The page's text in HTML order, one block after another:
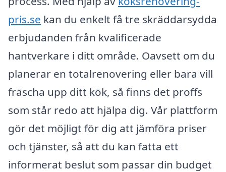
pris.se kan du enkelt få tre skräddarsydda
erbjudanden från kvalificerade
hantverkare i ditt område. Oavsett om du
planerar en totalrenovering eller bara vill
fräscha upp ditt kök, så finns det proffs
som står redo att hjälpa dig. Vår plattform
gör det möjligt för dig att jämföra priser
och tjänster, så att du kan fatta ett
informerat beslut som passar din budget